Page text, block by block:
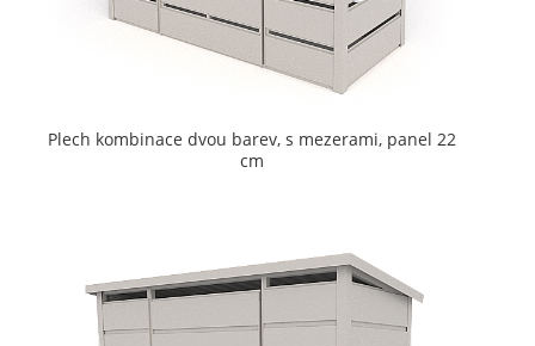
Plech kombinace dvou barev, s mezerami, panel 22
cm